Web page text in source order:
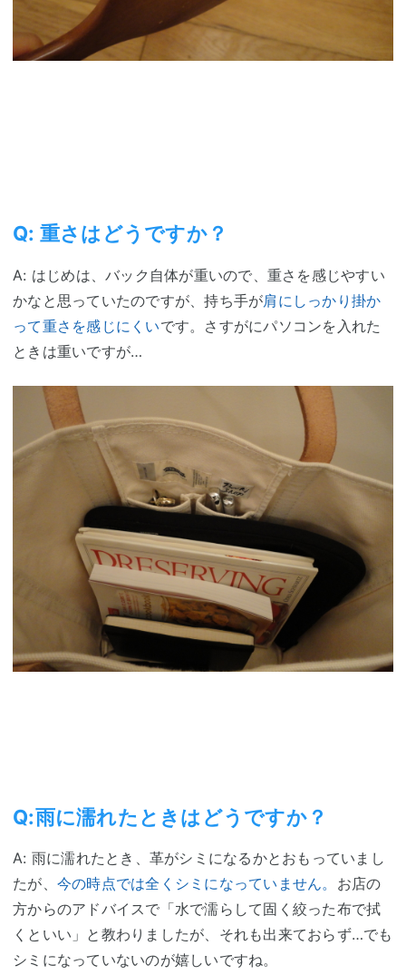
Q: 重さはどうですか？
A: はじめは、バック自体が重いので、重さを感じやすい
かなと思っていたのですが、持ち手が肩にしっかり掛か
って重さを感じにくいです。さすがにパソコンを入れた
ときは重いですが…
Q:雨に濡れたときはどうですか？
A: 雨に濡れたとき、革がシミになるかとおもっていまし
たが、 今の時点では全くシミになっていません。 お店の
方からのアドバイスで「水で濡らして固く絞った布で拭
くといい」と教わりましたが、それも出来ておらず…でも
シミになっていないのが嬉しいですね。